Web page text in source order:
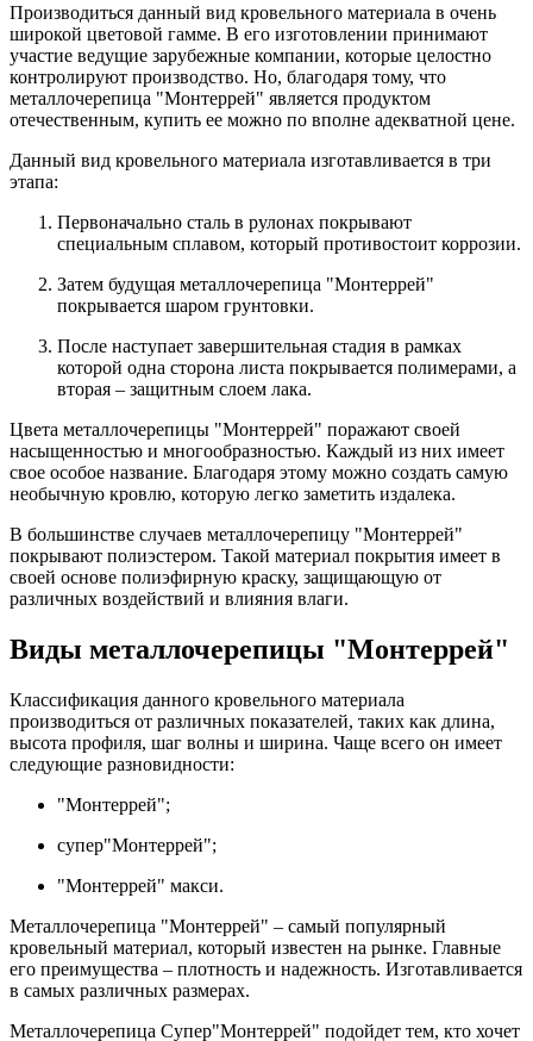
Производиться данный вид кровельного материала в очень
широкой цветовой гамме. В его изготовлении принимают
участие ведущие зарубежные компании, которые целостно
контролируют производство. Но, благодаря тому, что
металлочерепица "Монтеррей" является продуктом
отечественным, купить ее можно по вполне адекватной цене.
Данный вид кровельного материала изготавливается в три
этапа:
Первоначально сталь в рулонах покрывают
специальным сплавом, который противостоит коррозии.
Затем будущая металлочерепица "Монтеррей"
покрывается шаром грунтовки.
После наступает завершительная стадия в рамках
которой одна сторона листа покрывается полимерами, а
вторая – защитным слоем лака.
Цвета металлочерепицы "Монтеррей" поражают своей
насыщенностью и многообразностью. Каждый из них имеет
свое особое название. Благодаря этому можно создать самую
необычную кровлю, которую легко заметить издалека.
В большинстве случаев металлочерепицу "Монтеррей"
покрывают полиэстером. Такой материал покрытия имеет в
своей основе полиэфирную краску, защищающую от
различных воздействий и влияния влаги.
Виды металлочерепицы "Монтеррей"
Классификация данного кровельного материала
производиться от различных показателей, таких как длина,
высота профиля, шаг волны и ширина. Чаще всего он имеет
следующие разновидности:
"Монтеррей";
супер"Монтеррей";
"Монтеррей" макси.
Металлочерепица "Монтеррей" – самый популярный
кровельный материал, который известен на рынке. Главные
его преимущества – плотность и надежность. Изготавливается
в самых различных размерах.
Металлочерепица Супер"Монтеррей" подойдет тем, кто хочет